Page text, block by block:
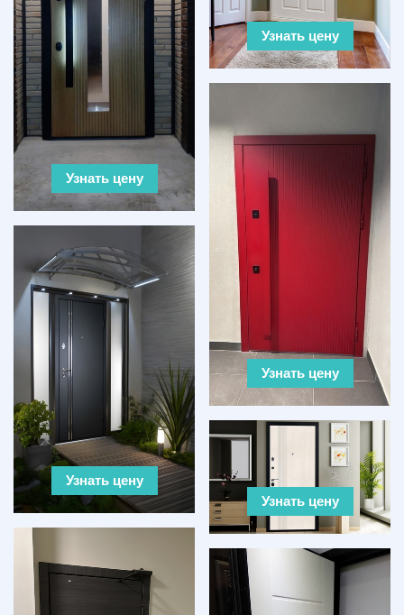
Узнать цену
Узнать цену
Узнать цену
Узнать цену
Узнать цену